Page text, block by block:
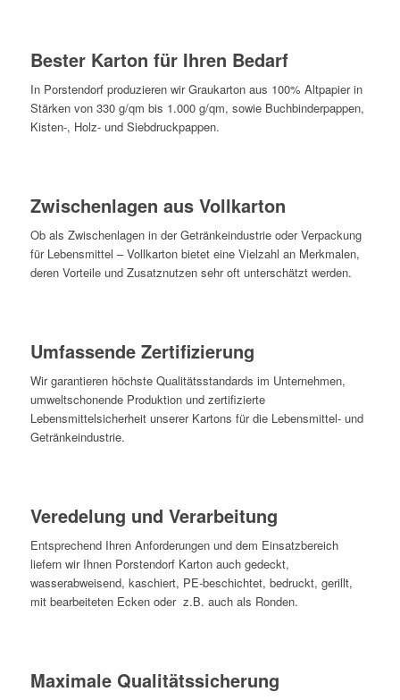
Bester Karton für Ihren Bedarf
In Porstendorf produzieren wir Graukarton aus 100% Altpapier in
Stärken von 330 g/qm bis 1.000 g/qm, sowie Buchbinderpappen,
Kisten-, Holz- und Siebdruckpappen.
Zwischenlagen aus Vollkarton
Ob als Zwischenlagen in der Getränkeindustrie oder Verpackung
für Lebensmittel – Vollkarton bietet eine Vielzahl an Merkmalen,
deren Vorteile und Zusatznutzen sehr oft unterschätzt werden.
Umfassende Zertifizierung
Wir garantieren höchste Qualitätsstandards im Unternehmen,
umweltschonende Produktion und zertifizierte
Lebensmittelsicherheit unserer Kartons für die Lebensmittel- und
Getränkeindustrie.
Veredelung und Verarbeitung
Entsprechend Ihren Anforderungen und dem Einsatzbereich
liefern wir Ihnen Porstendorf Karton auch gedeckt,
wasserabweisend, kaschiert, PE-beschichtet, bedruckt, gerillt,
mit bearbeiteten Ecken oder z.B. auch als Ronden.
Maximale Qualitätssicherung